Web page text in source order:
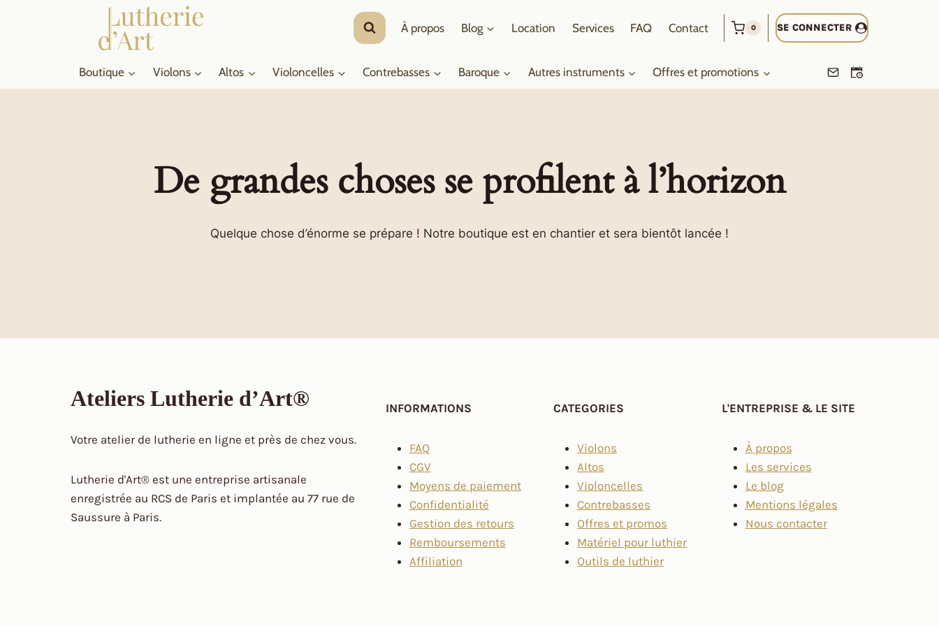
À propos Blog Location Services FAQ Contact 0 SE CONNECTER
Boutique Violons Altos Violoncelles Contrebasses Baroque Autres instruments Offres et promotions
De grandes choses se profilent à l’horizon
Quelque chose d’énorme se prépare ! Notre boutique est en chantier et sera bientôt lancée !
Ateliers Lutherie d’Art®
Votre atelier de lutherie en ligne et près de chez vous.
Lutherie d'Art® est une entreprise artisanale
enregistrée au RCS de Paris et implantée au 77 rue de
Saussure à Paris.
INFORMATIONS
FAQ
CGV
Moyens de paiement
Confidentialité
Gestion des retours
Remboursements
Affiliation
CATEGORIES
Violons
Altos
Violoncelles
Contrebasses
Offres et promos
Matériel pour luthier
Outils de luthier
L'ENTREPRISE & LE SITE
À propos
Les services
Le blog
Mentions légales
Nous contacter